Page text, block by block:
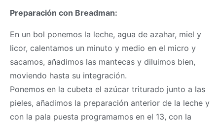
Preparación con Breadman:
En un bol ponemos la leche, agua de azahar, miel y
licor, calentamos un minuto y medio en el micro y
sacamos, añadimos las mantecas y diluimos bien,
moviendo hasta su integración.
Ponemos en la cubeta el azúcar triturado junto a las
pieles, añadimos la preparación anterior de la leche y
con la pala puesta programamos en el 13, con la